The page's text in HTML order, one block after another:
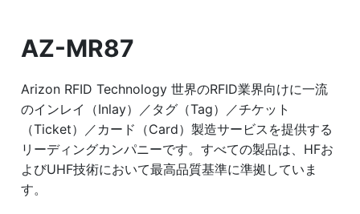
AZ-MR87
Arizon RFID Technology 世界のRFID業界向けに一流
のインレイ（Inlay）／タグ（Tag）／チケット
（Ticket）／カード（Card）製造サービスを提供する
リーディングカンパニーです。すべての製品は、HFお
よびUHF技術において最高品質基準に準拠していま
す。